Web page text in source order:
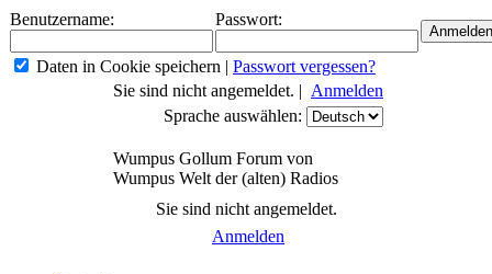
Benutzername: Passwort:
Daten in Cookie speichern | Passwort vergessen?
Sie sind nicht angemeldet. | Anmelden
Sprache auswählen:
Wumpus Gollum Forum von
Wumpus Welt der (alten) Radios
Sie sind nicht angemeldet.
Anmelden